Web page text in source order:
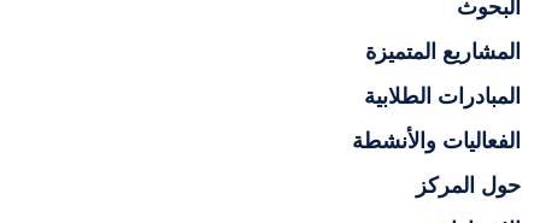
البحوث
المشاريع المتميزة
المبادرات الطلابية
الفعاليات والأنشطة
حول المركز